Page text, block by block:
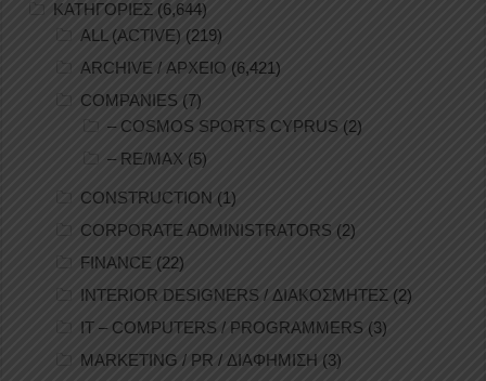
ΚΑΤΗΓΟΡΙΕΣ (6,644)
ALL (ACTIVE) (219)
ARCHIVE / ΑΡΧΕΙΟ (6,421)
COMPANIES (7)
– COSMOS SPORTS CYPRUS (2)
– RE/MAX (5)
CONSTRUCTION (1)
CORPORATE ADMINISTRATORS (2)
FINANCE (22)
INTERIOR DESIGNERS / ΔΙΑΚΟΣΜΗΤΕΣ (2)
IT – COMPUTERS / PROGRAMMERS (3)
MARKETING / PR / ΔΙΑΦΗΜΙΣΗ (3)